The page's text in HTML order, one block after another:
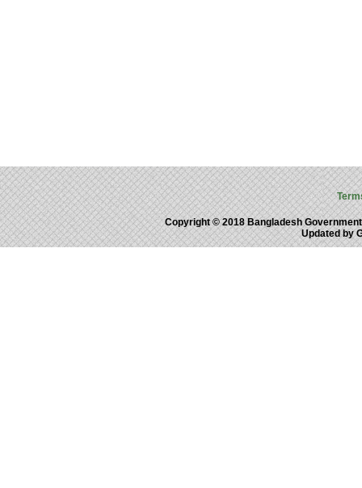
Copyright © 2018 Bangladesh
Updated by